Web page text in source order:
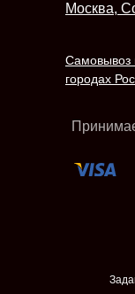
Самовывоз
городах
Москва,